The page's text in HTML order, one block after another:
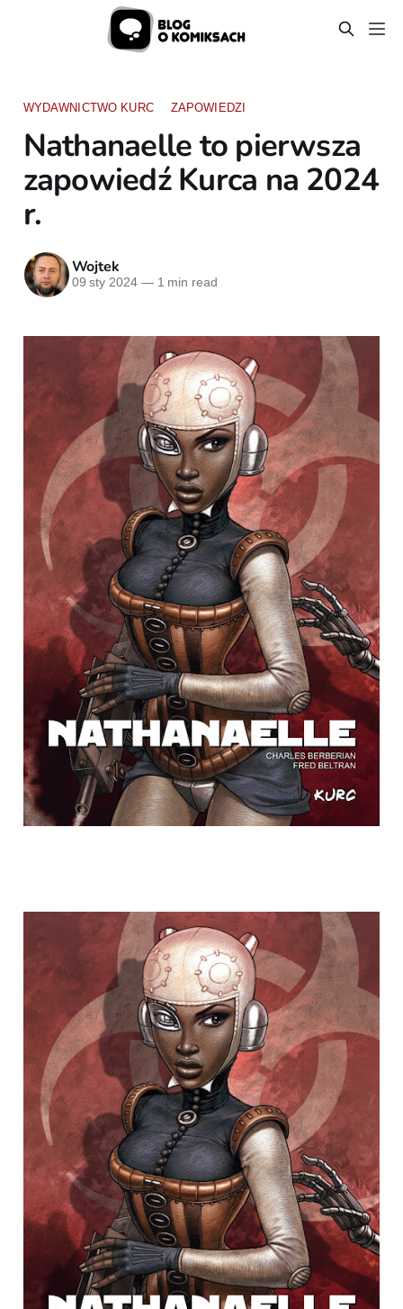
WYDAWNICTWO KURC ZAPOWIEDZI
Nathanaelle to pierwsza
zapowiedź Kurca na 2024
r.
Wojtek
09 sty 2024 —1 min read